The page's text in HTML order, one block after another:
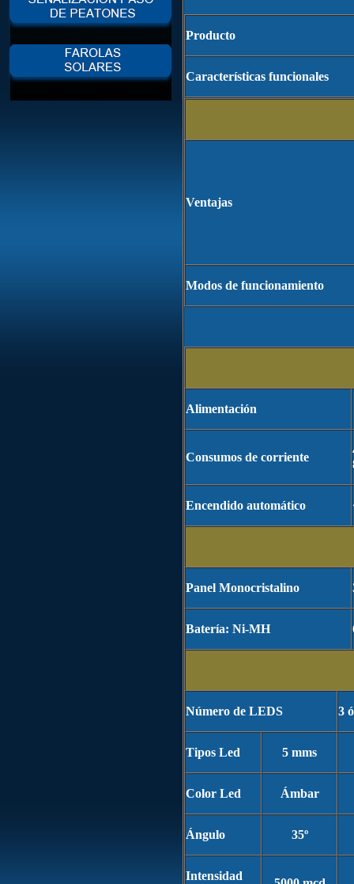
Producto
Características funcionales
Ventajas
Modos de funcionamiento
Alimentación
Consumos de corriente
Encendido automático
Panel Monocristalino
Batería: Ni-MH
Número de LEDS 3
Tipos Led 5 mms
Color Led Ámbar
Ángulo 35º
Intensidad